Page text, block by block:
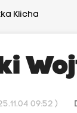
Klicha
09:52 )